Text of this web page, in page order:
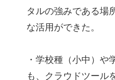
タルの強みである場
な活用ができた。
・学校種（小中）や
も、クラウドツール